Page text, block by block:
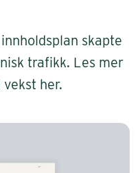
skapte
trafikk. Les mer
her.